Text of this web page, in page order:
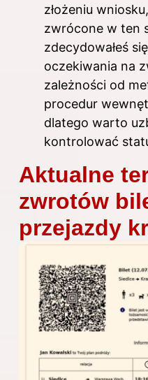
złożeniu
zwrócone w ten
zdecydowałeś
oczekiwania na
zależności od
procedur
dlatego warto
kontrolować
Aktualne
zwrotów
przejazdy